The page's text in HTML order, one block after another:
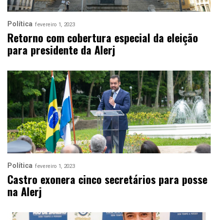
Política fevereiro 1, 2023
Retorno com cobertura especial da eleição
para presidente da Alerj
Política fevereiro 1, 2023
Castro exonera cinco secretários para posse
na Alerj